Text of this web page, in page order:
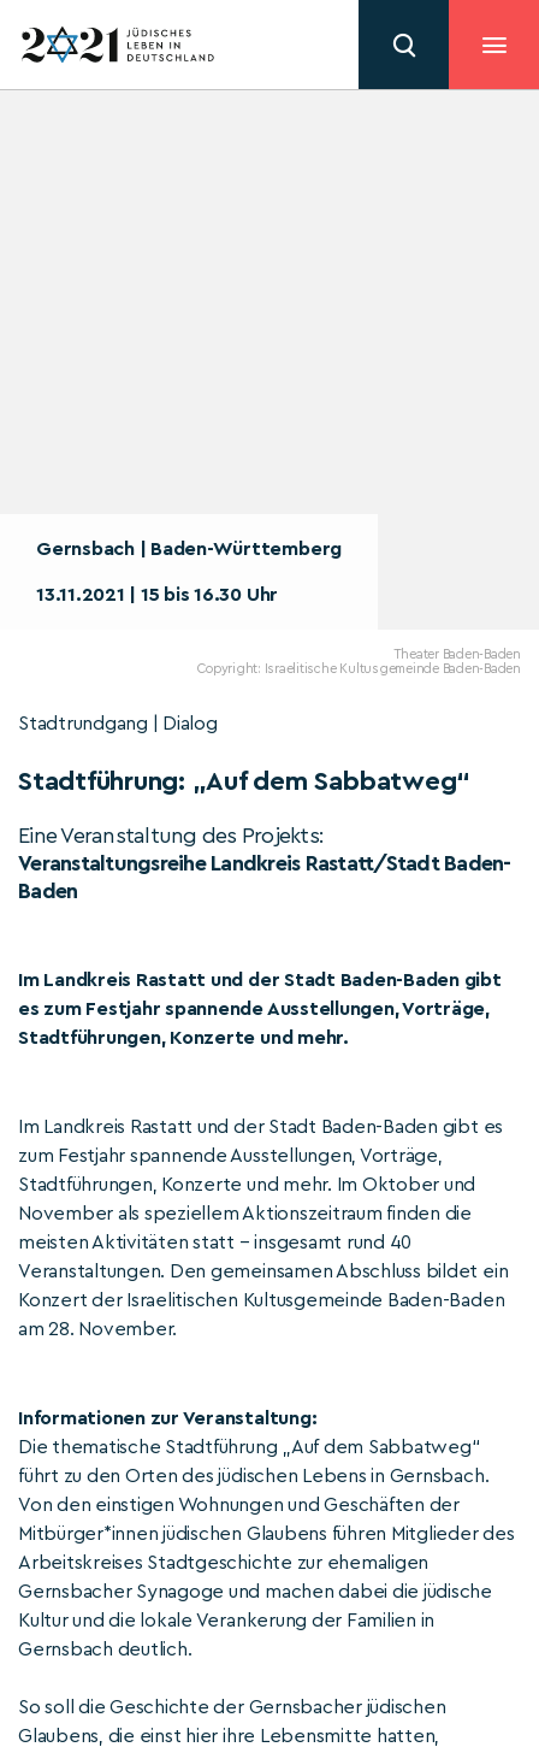
Gernsbach | Baden-Württemberg
13.11.2021 | 15 bis 16.30 Uhr
Theater Baden-Baden
Copyright: Israelitische Kultusgemeinde Baden-Baden
Stadtrundgang | Dialog
Stadtführung: „Auf dem Sabbatweg“
Eine Veranstaltung des Projekts:
Veranstaltungsreihe Landkreis Rastatt/Stadt Baden-
Baden
Im Landkreis Rastatt und der Stadt Baden-Baden gibt
es zum Festjahr spannende Ausstellungen, Vorträge,
Stadtführungen, Konzerte und mehr.
Im Landkreis Rastatt und der Stadt Baden-Baden gibt es
zum Festjahr spannende Ausstellungen, Vorträge,
Stadtführungen, Konzerte und mehr. Im Oktober und
November als speziellem Aktionszeitraum finden die
meisten Aktivitäten statt – insgesamt rund 40
Veranstaltungen. Den gemeinsamen Abschluss bildet ein
Konzert der Israelitischen Kultusgemeinde Baden-Baden
am 28. November.
Informationen zur Veranstaltung:
Die thematische Stadtführung „Auf dem Sabbatweg“
führt zu den Orten des jüdischen Lebens in Gernsbach.
Von den einstigen Wohnungen und Geschäften der
Mitbürger*innen jüdischen Glaubens führen Mitglieder des
Arbeitskreises Stadtgeschichte zur ehemaligen
Gernsbacher Synagoge und machen dabei die jüdische
Kultur und die lokale Verankerung der Familien in
Gernsbach deutlich.
So soll die Geschichte der Gernsbacher jüdischen
Glaubens, die einst hier ihre Lebensmitte hatten,